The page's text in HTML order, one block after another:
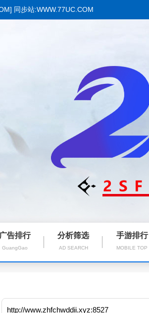
同步站:WWW.77UC.COM
广告排行
GuangGao
分析筛选
AD SEARCH
手游排行
MOBILE TOP